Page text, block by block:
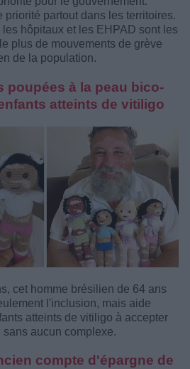
priorité partout dans les territoires.
les hôpitaux et les EHPAD sont les
plus de mouvements de grève
de la population.
poupées à la peau bico­
atteints de viti­ligo
cet homme brésilien de 64 ans
l'inclusion, mais aide
atteints de vitiligo à accepter
sans aucun complexe.
compte d'épargne de